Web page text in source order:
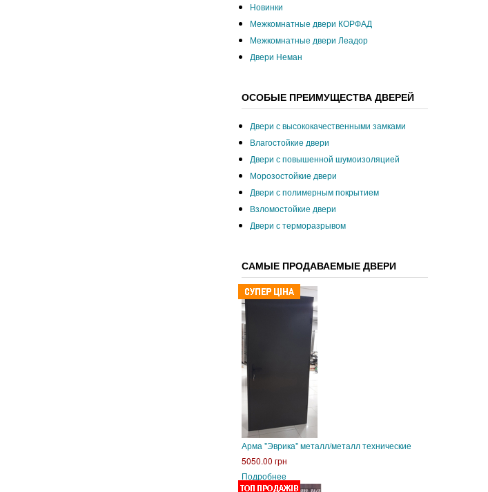
Новинки
Межкомнатные двери КОРФАД
Межкомнатные двери Леадор
Двери Неман
ОСОБЫЕ ПРЕИМУЩЕСТВА ДВЕРЕЙ
Двери с высококачественными замками
Влагостойкие двери
Двери с повышенной шумоизоляцией
Морозостойкие двери
Двери с полимерным покрытием
Взломостойкие двери
Двери с терморазрывом
САМЫЕ ПРОДАВАЕМЫЕ ДВЕРИ
Арма "Эврика" металл/металл технические
5050.00 грн
Подробнее